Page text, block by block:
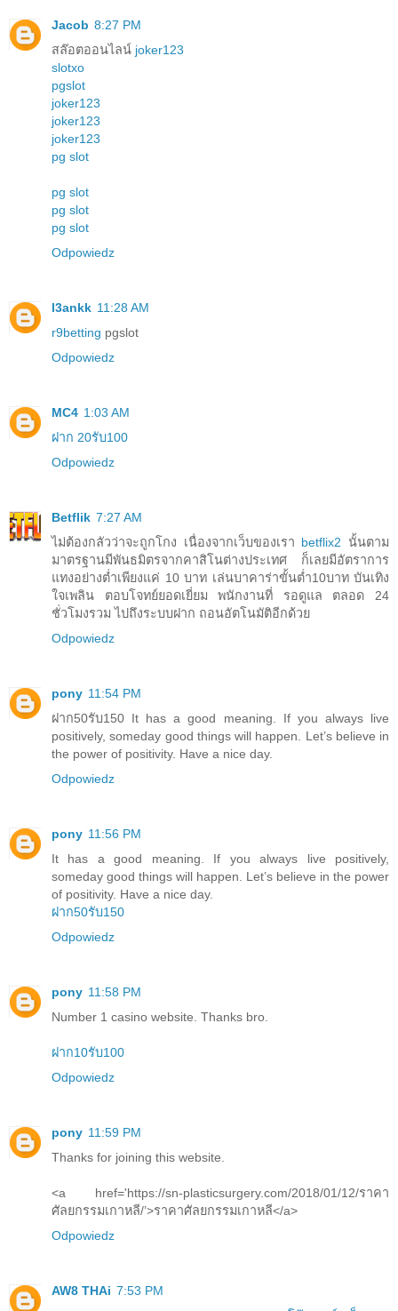
Jacob 8:27 PM
สล๊อตออนไลน์ joker123
slotxo
pgslot
joker123
joker123
joker123
pg slot
pg slot
pg slot
pg slot
Odpowiedz
l3ankk 11:28 AM
r9betting pgslot
Odpowiedz
MC4 1:03 AM
ฝาก 20รับ100
Odpowiedz
Betflik 7:27 AM
ไม่ต้องกลัวว่าจะถูกโกง เนื่องจากเว็บของเรา betflix2 นั้นตาม
มาตรฐานมีพันธมิตรจากคาสิโนต่างประเทศ ก็เลยมีอัตราการ
แทงอย่างต่ำเพียงแค่ 10 บาท เล่นบาคาร่าขั้นต่ำ10บาท บันเทิง
ใจเพลิน ตอบโจทย์ยอดเยี่ยม พนักงานที่ รอดูแล ตลอด 24
ชั่วโมงรวม ไปถึงระบบฝาก ถอนอัตโนมัติอีกด้วย
Odpowiedz
pony 11:54 PM
ฝาก50รับ150 It has a good meaning. If you always live
positively, someday good things will happen. Let’s believe in
the power of positivity. Have a nice day.
Odpowiedz
pony 11:56 PM
It has a good meaning. If you always live positively,
someday good things will happen. Let’s believe in the power
of positivity. Have a nice day.
ฝาก50รับ150
Odpowiedz
pony 11:58 PM
Number 1 casino website. Thanks bro.
ฝาก10รับ100
Odpowiedz
pony 11:59 PM
Thanks for joining this website.
<a href='https://sn-plasticsurgery.com/2018/01/12/ราคา
ศัลยกรรมเกาหลี/’>ราคาศัลยกรรมเกาหลี</a>
Odpowiedz
AW8 THAi 7:53 PM